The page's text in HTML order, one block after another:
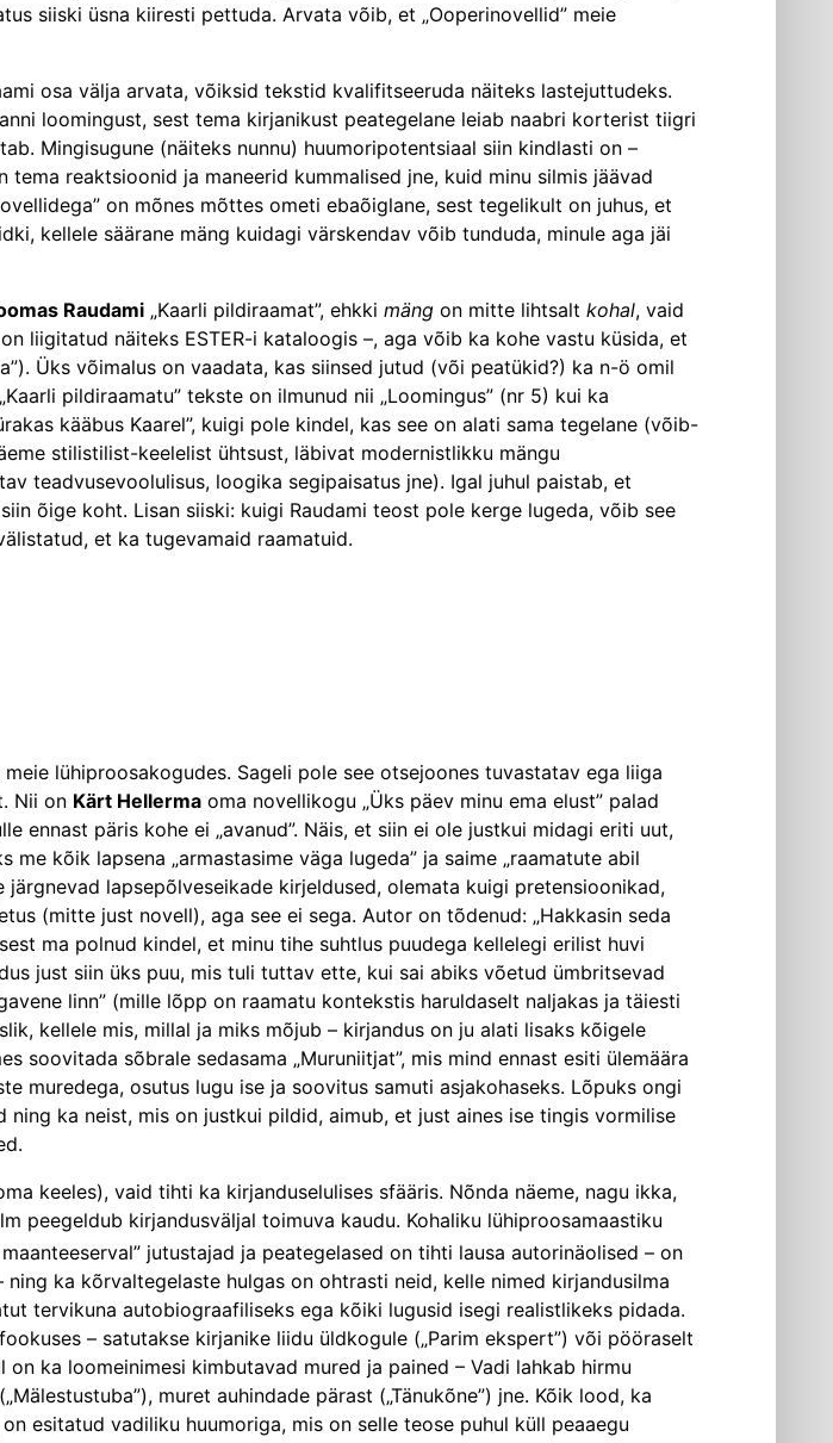
siiski üsna kiiresti pettuda. Arvata võib, et „Ooperinovellid” meie
osa välja arvata, võiksid tekstid kvalifitseeruda näiteks lastejuttudeks.
loomingust, sest tema kirjanikust peategelane leiab naabri korterist tiigri
Mingi­sugune (näiteks nunnu) huumoripotentsiaal siin kindlasti on –
reaktsioonid ja maneerid kummalised jne, kuid minu silmis jäävad
on mõnes mõttes ometi ebaõiglane, sest tegelikult on juhus, et
kellele säärane mäng kuidagi värskendav võib tunduda, minule aga jäi
Raudami „Kaarli pildiraamat”, ehkki mäng on mitte lihtsalt kohal, vaid
liigitatud näiteks ESTER-i kataloogis –, aga võib ka kohe vastu küsida, et
Üks võimalus on vaadata, kas siinsed jutud (või peatükid?) ka n-ö omil
pildiraamatu” tekste on ilmunud nii „Loomingus” (nr 5) kui ka
kääbus Kaarel”, kuigi pole kindel, kas see on alati sama tegelane (võib-
stilistilist-keelelist ühtsust, läbivat modernistlikku mängu
teadvusevoolulisus, loogika segipaisatus jne). Igal juhul paistab, et
õige koht. Lisan siiski: kuigi Raudami teost pole kerge lugeda, võib see
et ka tugevamaid raamatuid.
lühiproosakogudes. Sageli pole see otsejoones tuvastatav ega liiga
Nii on Kärt Hellerma oma novellikogu „Üks päev minu ema elust” palad
ennast päris kohe ei „avanud”. Näis, et siin ei ole justkui midagi eriti uut,
kõik lapsena „armastasime väga lugeda” ja saime „raamatute abil
järgnevad lapsepõlveseikade kirjeldused, olemata kuigi pretensioonikad,
(mitte just novell), aga see ei sega. Autor on tõdenud: „Hakkasin seda
ma polnud kindel, et minu tihe suhtlus puudega kellelegi erilist huvi
just siin üks puu, mis tuli tuttav ette, kui sai abiks võetud ümbritsevad
linn” (mille lõpp on raamatu kontekstis haruldaselt naljakas ja täiesti
kellele mis, millal ja miks mõjub – kirjandus on ju alati lisaks kõigele
soovitada sõbrale sedasama „Muruniitjat”, mis mind ennast esiti ülemäära
muredega, osutus lugu ise ja soovitus samuti asjakohaseks. Lõpuks ongi
ka neist, mis on justkui pildid, aimub, et just aines ise tingis vormilise
keeles), vaid tihti ka kirjanduselulises sfääris. Nõnda näeme, nagu ikka,
peegeldub kirjandusväljal toimuva kaudu. Kohaliku lühiproosamaastiku
jutustajad ja peategelased on tihti lausa autorinäolised – on
ka kõrvaltegelaste hulgas on ohtrasti neid, kelle nimed kirjandusilma
tervikuna autobiograafi­liseks ega kõiki lugusid isegi realistlikeks pidada.
– satutakse kirjanike liidu üldkogule („Parim ekspert”) või pööraselt
ka loomeinimesi kimbutavad mured ja pained – Vadi lahkab hirmu
muret auhindade pärast („Tänukõne”) jne. Kõik lood, ka
esitatud vadiliku huumoriga, mis on selle teose puhul küll peaaegu